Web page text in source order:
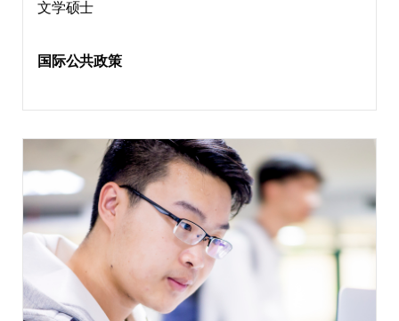
文学硕士
国际公共政策